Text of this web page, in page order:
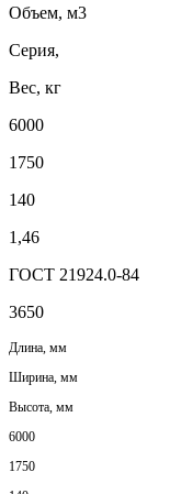
Объем, м3
Серия,
Вес, кг
6000
1750
140
1,46
ГОСТ 21924.0-84
3650
Длина, мм
Ширина, мм
Высота, мм
6000
1750